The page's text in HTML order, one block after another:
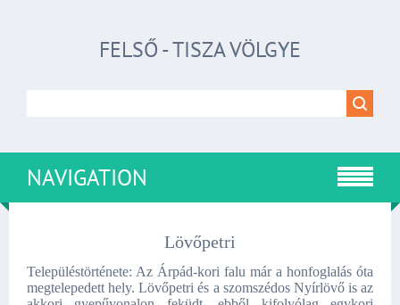
FELSŐ - TISZA VÖLGYE
NAVIGATION
Lövőpetri
Településtörténete: Az Árpád-kori falu már a honfoglalás óta
megtelepedett hely. Lövőpetri és a szomszédos Nyírlövő is az